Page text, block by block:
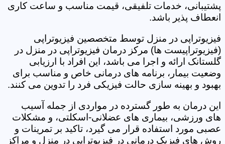
پشتیبانی، خدمات تلفیقی، قیمت مناسب و ساعت کاری
انعطاف پذیر باشد.
فیزیوتراپی در منزل توسط متخصصین فیزیوتراپی
(فیزیوتراپیست ها) مرکز درمان فیزیوتراپی در منزل در
گلستانک ارائه و اجرا می باشد، این افراد با ارزیابی
وضعیت بیمار، برنامه های درمانی خاص و مناسب برای
بهبود و بهینه سازی حالت فیزیکی فرد را تدوین می کنند.
این درمان به طور گسترده در مواردی از جمله آسیب
های ورزشی، بیماری های عضلانی-اسکلتی، و مشکلات
عصبی مورد استفاده قرار می گیرد، تاکید بر تمرینات و
روش های فیزیک درمانی در فیزیوتراپی در منزل و مراکز